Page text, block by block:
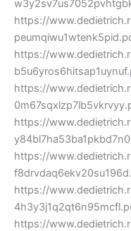
https://
https://
https://
https://
https://
https://
https://